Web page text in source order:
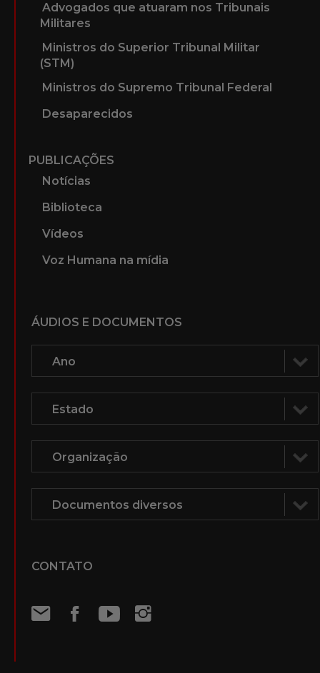
Advogados que atuaram nos Tribunais
Militares
Ministros do Superior Tribunal Militar
(STM)
Ministros do Supremo Tribunal Federal
Desaparecidos
PUBLICAÇÕES
Notícias
Biblioteca
Vídeos
Voz Humana na mídia
ÁUDIOS E DOCUMENTOS
CONTATO